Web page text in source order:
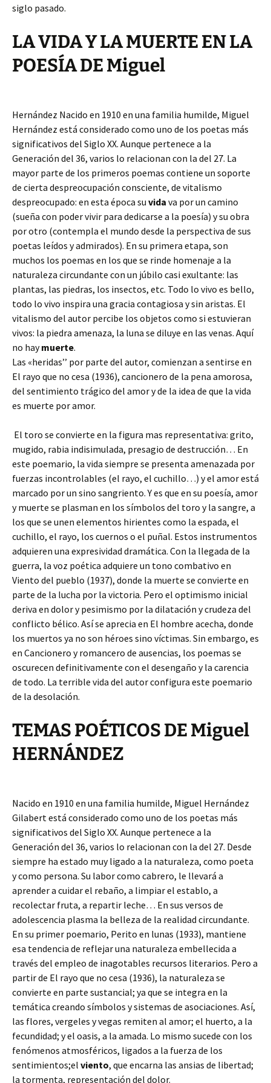
siglo pasado.
LA VIDA Y LA MUERTE EN LA
POESÍA DE Miguel
Hernández Nacido en 1910 en una familia humilde, Miguel
Hernández está considerado como uno de los poetas más
significativos del Siglo XX. Aunque pertenece a la
Generación del 36, varios lo relacionan con la del 27. La
mayor parte de los primeros poemas contiene un soporte
de cierta despreocupación consciente, de vitalismo
despreocupado: en esta época su vida va por un camino
(sueña con poder vivir para dedicarse a la poesía) y su obra
por otro (contempla el mundo desde la perspectiva de sus
poetas leídos y admirados). En su primera etapa, son
muchos los poemas en los que se rinde homenaje a la
naturaleza circundante con un júbilo casi exultante: las
plantas, las piedras, los insectos, etc. Todo lo vivo es bello,
todo lo vivo inspira una gracia contagiosa y sin aristas. El
vitalismo del autor percibe los objetos como si estuvieran
vivos: la piedra amenaza, la luna se diluye en las venas. Aquí
no haymuerte.
Las «heridas’’ por parte del autor, comienzan a sentirse en
El rayo que no cesa (1936), cancionero de la pena amorosa,
del sentimiento trágico del amor y de la idea de que la vida
es muerte por amor.
El toro se convierte en la figura mas representativa: grito,
mugido, rabia indisimulada, presagio de destrucción… En
este poemario, la vida siempre se presenta amenazada por
fuerzas incontrolables (el rayo, el cuchillo…) y el amor está
marcado por un sino sangriento. Y es que en su poesía, amor
y muerte se plasman en los símbolos del toro y la sangre, a
los que se unen elementos hirientes como la espada, el
cuchillo, el rayo, los cuernos o el puñal. Estos instrumentos
adquieren una expresividad dramática. Con la llegada de la
guerra, la voz poética adquiere un tono combativo en
Viento del pueblo (1937), donde la muerte se convierte en
parte de la lucha por la victoria. Pero el optimismo inicial
deriva en dolor y pesimismo por la dilatación y crudeza del
conflicto bélico. Así se aprecia en El hombre acecha, donde
los muertos ya no son héroes sino víctimas. Sin embargo, es
en Cancionero y romancero de ausencias, los poemas se
oscurecen definitivamente con el desengaño y la carencia
de todo. La terrible vida del autor configura este poemario
de la desolación.
TEMAS POÉTICOS DE Miguel
HERNÁNDEZ
Nacido en 1910 en una familia humilde, Miguel Hernández
Gilabert está considerado como uno de los poetas más
significativos del Siglo XX. Aunque pertenece a la
Generación del 36, varios lo relacionan con la del 27. Desde
siempre ha estado muy ligado a la naturaleza, como poeta
y como persona. Su labor como cabrero, le llevará a
aprender a cuidar el rebaño, a limpiar el establo, a
recolectar fruta, a repartir leche… En sus versos de
adolescencia plasma la belleza de la realidad circundante.
En su primer poemario, Perito en lunas (1933), mantiene
esa tendencia de reflejar una naturaleza embellecida a
través del empleo de inagotables recursos literarios. Pero a
partir de El rayo que no cesa (1936), la naturaleza se
convierte en parte sustancial; ya que se integra en la
temática creando símbolos y sistemas de asociaciones. Así,
las flores, vergeles y vegas remiten al amor; el huerto, a la
fecundidad; y el oasis, a la amada. Lo mismo sucede con los
fenómenos atmosféricos, ligados a la fuerza de los
sentimientos;el viento, que encarna las ansias de libertad;
la tormenta, representación del dolor.